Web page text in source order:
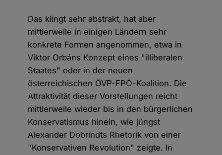
Das klingt sehr abstrakt, hat aber
mittlerweile in einigen Ländern sehr
konkrete Formen angenommen, etwa in
Viktor Orbáns Konzept eines "illiberalen
Staates" oder in der neuen
österreichischen ÖVP-FPÖ-Koalition. Die
Attraktivität dieser Vorstellungen reicht
mittlerweile wieder bis in den bürgerlichen
Konservatismus hinein, wie jüngst
Alexander Dobrindts Rhetorik von einer
"Konservativen Revolution" zeigte. In